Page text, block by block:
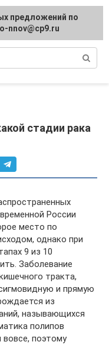
стадии рака
России
место по
однако при
9 из 10
Заболевание
тракта,
и прямую
из
называющихся
полипов
вовсе, поэтому
предложений по
nnov@cp9.ru